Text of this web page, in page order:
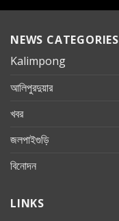
NEWS CATEGORIES
Kalimpong
আলিপুরদুয়ার
খবর
জলপাইগুড়ি
বিনোদন
LINKS